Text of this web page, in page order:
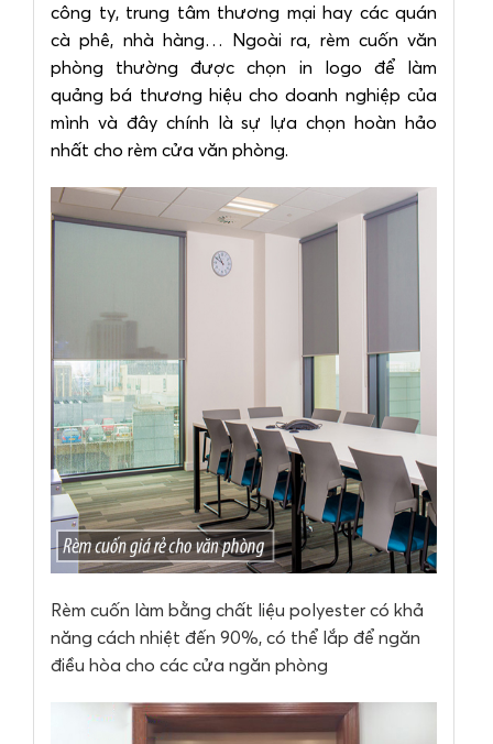
công ty, trung tâm thương mại hay các quán
cà phê, nhà hàng… Ngoài ra, rèm cuốn văn
phòng thường được chọn in logo để làm
quảng bá thương hiệu cho doanh nghiệp của
mình và đây chính là sự lựa chọn hoàn hảo
nhất cho rèm cửa văn phòng.
Rèm cuốn làm bằng chất liệu polyester có khả
năng cách nhiệt đến 90%, có thể lắp để ngăn
điều hòa cho các cửa ngăn phòng